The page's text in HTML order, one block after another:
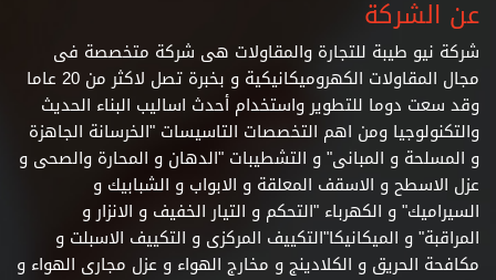
شركة نيو طيبة للتجارة والمقاولات هى شركة متخصصة فى
مجال المقاولات الكهروميكانيكية و بخبرة تصل لاكثر من 20 عاما
وقد سعت دوما للتطوير واستخدام أحدث اساليب البناء الحديث
والتكنولوجيا ومن اهم التخصصات التاسيسات "الخرسانة الجاهزة
و المسلحة و المبانى" و التشطيبات"الدهان و المحارة والصحى و
عزل الاسطح و الاسقف المعلقة و الابواب و الشبابيك و
السيراميك" و الكهرباء "التحكم و التيار الخفيف و الانزار و
المراقبة" و الميكانيكا"التكييف المركزى و التكييف الاسبلت و
مكافحة الحريق و الكلادينج و مخارج الهواء و عزل مجارى الهواء و
التهوية و المراوح".